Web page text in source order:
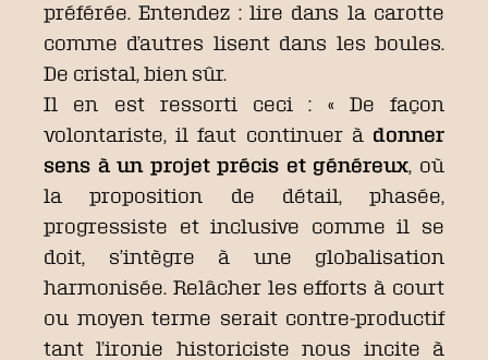
préférée. Entendez : lire dans la carotte
comme d’autres lisent dans les boules.
De cristal, bien sûr.
Il en est ressorti ceci : « De façon
volontariste, il faut continuer à donner
sens à un projet précis et généreux, où
la proposition de détail, phasée,
progressiste et inclusive comme il se
doit, s’intègre à une globalisation
harmonisée. Relâcher les efforts à court
ou moyen terme serait contre-productif
tant l’ironie historiciste nous incite à